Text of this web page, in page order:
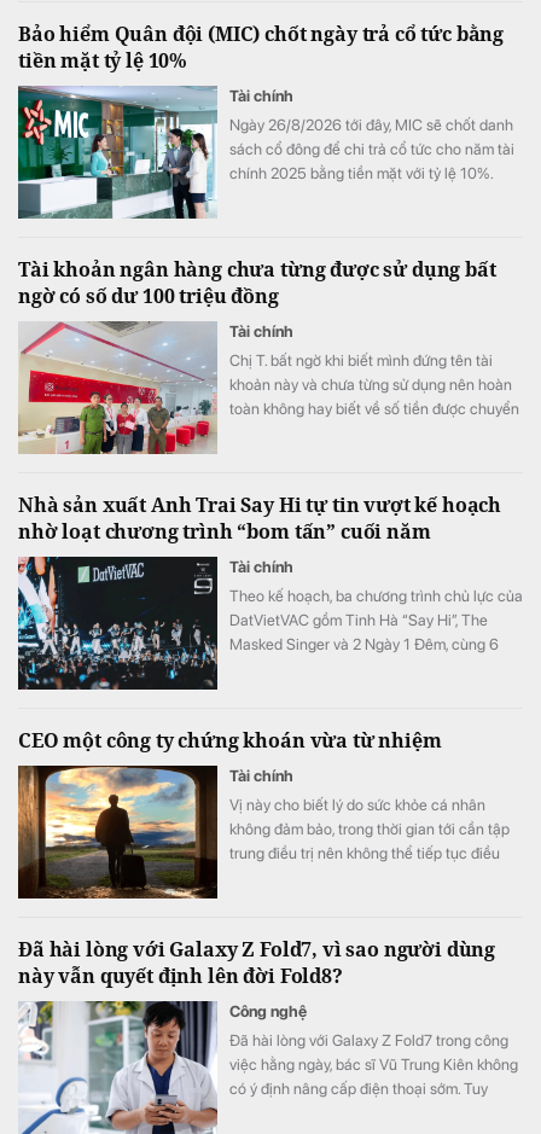
tỷ đồng chỉ sau 6 tháng, đặc biệt có trường
Bảo hiểm Quân đội (MIC) chốt ngày trả cổ tức bằng
tiền mặt tỷ lệ 10%
Tài chính
Ngày 26/8/2026 tới đây, MIC sẽ chốt danh
sách cổ đông để chi trả cổ tức cho năm tài
chính 2025 bằng tiền mặt với tỷ lệ 10%.
Tài khoản ngân hàng chưa từng được sử dụng bất
ngờ có số dư 100 triệu đồng
Tài chính
Chị T. bất ngờ khi biết mình đứng tên tài
khoản này và chưa từng sử dụng nên hoàn
toàn không hay biết về số tiền được chuyển
Nhà sản xuất Anh Trai Say Hi tự tin vượt kế hoạch
nhờ loạt chương trình “bom tấn” cuối năm
Tài chính
Theo kế hoạch, ba chương trình chủ lực của
DatVietVAC gồm Tinh Hà “Say Hi”, The
Masked Singer và 2 Ngày 1 Đêm, cùng 6
CEO một công ty chứng khoán vừa từ nhiệm
Tài chính
Vị này cho biết lý do sức khỏe cá nhân
không đảm bảo, trong thời gian tới cần tập
trung điều trị nên không thể tiếp tục điều
Đã hài lòng với Galaxy Z Fold7, vì sao người dùng
này vẫn quyết định lên đời Fold8?
Công nghệ
Đã hài lòng với Galaxy Z Fold7 trong công
việc hằng ngày, bác sĩ Vũ Trung Kiên không
có ý định nâng cấp điện thoại sớm. Tuy